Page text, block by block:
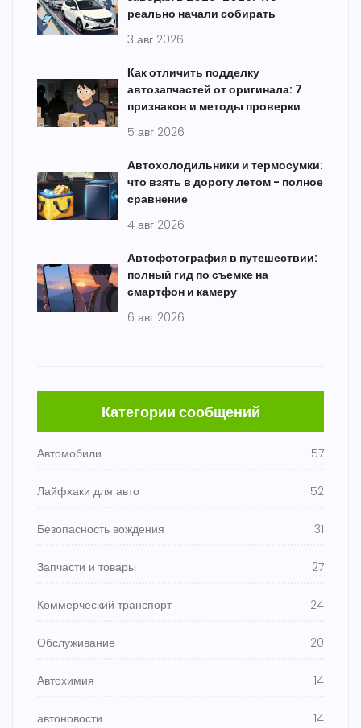
реально начали собирать
3 авг 2026
Как отличить подделку
автозапчастей от оригинала: 7
признаков и методы проверки
5 авг 2026
Автохолодильники и термосумки:
что взять в дорогу летом - полное
сравнение
4 авг 2026
Автофотография в путешествии:
полный гид по съемке на
смартфон и камеру
6 авг 2026
Категории сообщений
Автомобили 57
Лайфхаки для авто 52
Безопасность вождения 31
Запчасти и товары 27
Коммерческий транспорт 24
Обслуживание 20
Автохимия 14
автоновости 14